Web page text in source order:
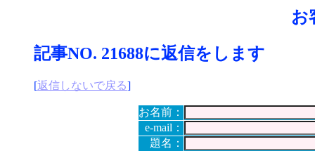
お
記事NO. 21688に返信をします
[返信しないで戻る]
お名前：
e-mail：
題名：